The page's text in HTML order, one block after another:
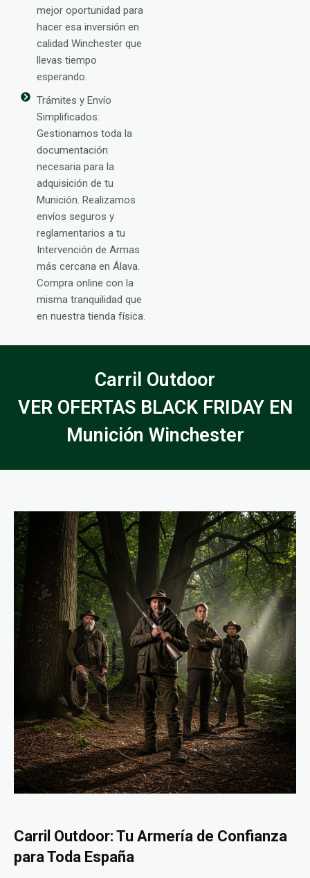
mejor oportunidad para
hacer esa inversión en
calidad Winchester que
llevas tiempo
esperando.
Trámites y Envío
Simplificados:
Gestionamos toda la
documentación
necesaria para la
adquisición de tu
Munición. Realizamos
envíos seguros y
reglamentarios a tu
Intervención de Armas
más cercana en Álava.
Compra online con la
misma tranquilidad que
en nuestra tienda física.
Carril Outdoor
VER OFERTAS BLACK FRIDAY EN
Munición Winchester
Carril Outdoor: Tu Armería de Confianza
para Toda España